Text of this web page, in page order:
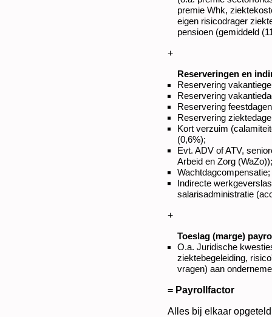
premie Whk,
eigen risicodrager
pensioen (gemiddeld
+
Reserveringen en
Reservering
Reservering
Reservering
Reservering
Kort verzuim
(0,6%);
Evt. ADV of ATV,
Arbeid en Zorg (WaZo));
Wachtdagcompensatie;
Indirecte
salarisadministratie
+
Toeslag (marge)
O.a. Juridische
ziektebegeleiding,
vragen) aan
= Payrollfactor
Alles bij elkaar